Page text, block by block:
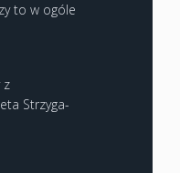
to w ogóle
z
Strzyga-